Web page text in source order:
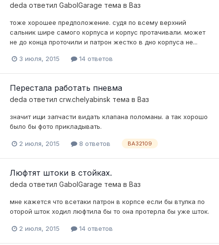
deda ответил GabolGarage тема в Ваз
тоже хорошее предположение. судя по всему верхний
сальник шире самого корпуса и корпус протачивали. может
не до конца проточили и патрон жестко в дно корпуса не...
3 июля, 2015 14 ответов
Перестала работать пневма
deda ответил crw.chelyabinsk тема в Ваз
значит ищи запчасти видать клапана поломаны. а так хорошо
было бы фото прикладывать.
2 июля, 2015 8 ответов ВАЗ2109
Люфтят штоки в стойках.
deda ответил GabolGarage тема в Ваз
мне кажется что всетаки патрон в корпсе если бы втулка по
оторой шток ходил люфтила бы то она протерла бы уже шток.
2 июля, 2015 14 ответов